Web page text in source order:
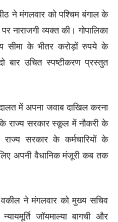
ने मंगलवार को पश्चिम बंगाल के
नाराजगी व्यक्त की। गोपालिका
सीमा के भीतर करोड़ों रुपये के
बार उचित स्पष्टीकरण प्रस्तुत
में अपना जवाब दाखिल करना
राज्य सरकार स्कूल में नौकरी के
सरकार के कर्मचारियों के
अपनी वैधानिक मंजूरी कब तक
ने मंगलवार को मुख्य सचिव
जॉयमाल्या बागची और